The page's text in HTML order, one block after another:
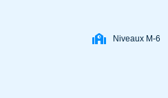
Niveaux M-6